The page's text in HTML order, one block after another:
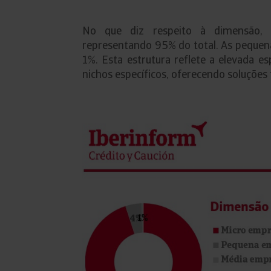
No que diz respeito à dimensão,
representando 95% do total. As
1%. Esta estrutura reflete a elevada
nichos específicos, oferecendo